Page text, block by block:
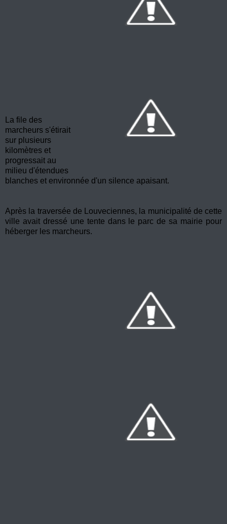
La file des
marcheurs s'étirait
sur plusieurs
kilomètres et
progressait au
milieu d'étendues
blanches et environnée d'un silence apaisant.
Après la traversée de Louveciennes, la municipalité de cette
ville avait dressé une tente dans le parc de sa mairie pour
héberger les marcheurs.